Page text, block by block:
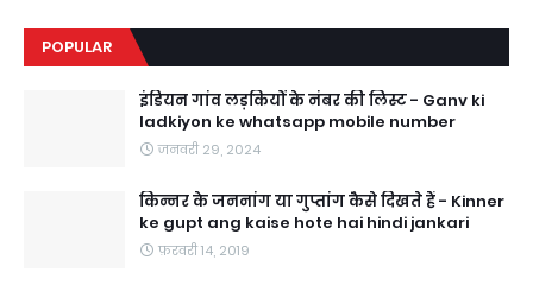
POPULAR
इंडियन गांव लड़कियों के नंबर की लिस्ट - Ganv ki
ladkiyon ke whatsapp mobile number
जनवरी 29, 2024
किन्नर के जननांग या गुप्तांग कैसे दिखते हैं - Kinner
ke gupt ang kaise hote hai hindi jankari
फ़रवरी 14, 2019